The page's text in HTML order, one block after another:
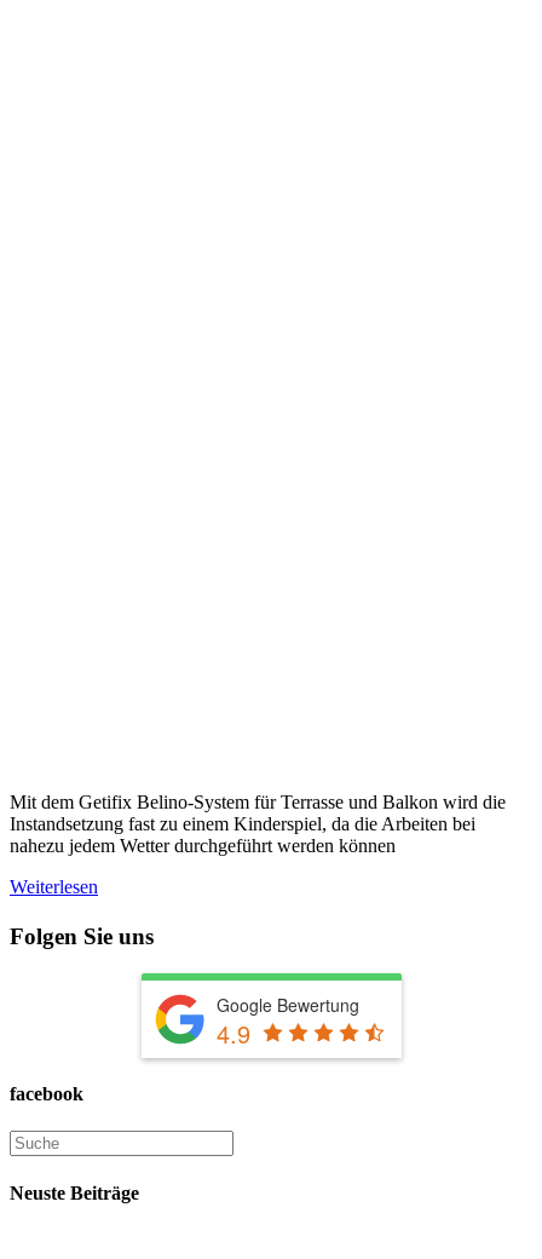
Mit dem Getifix Belino-System für Terrasse und Balkon wird die
Instandsetzung fast zu einem Kinderspiel, da die Arbeiten bei
nahezu jedem Wetter durchgeführt werden können
Weiterlesen
Folgen Sie uns
Google Bewertung
4.9
facebook
Neuste Beiträge